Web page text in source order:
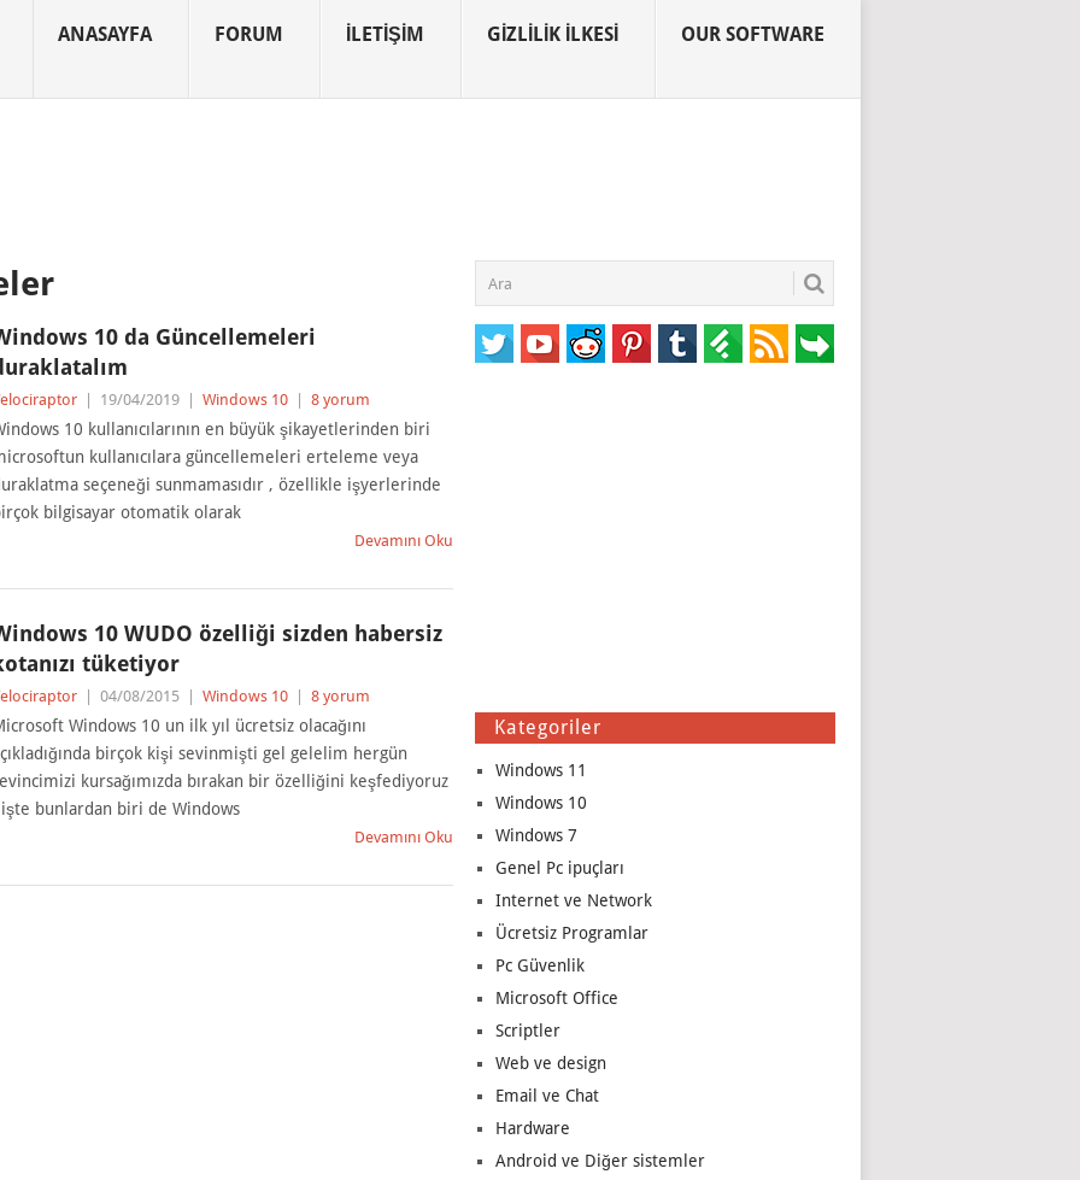
ANASAYFA FORUM İLETIŞIM GIZLILIK İLKESI OUR SOFTWARE
10 da Güncellemeleri
19/04/2019 Windows 10 8 yorum
10 kullanıcılarının en büyük şikayetlerinden biri
kullanıcılara güncellemeleri erteleme veya
seçeneği sunmamasıdır , özellikle işyerlerinde
bilgisayar otomatik olarak
Devamını Oku
10 WUDO özelliği sizden habersiz
tüketiyor
04/08/2015 Windows 10 8 yorum
Windows 10 un ilk yıl ücretsiz olacağını
birçok kişi sevinmişti gel gelelim hergün
kursağımızda bırakan bir özelliğini keşfediyoruz
bunlardan biri de Windows
Devamını Oku
Kategoriler
Windows 11
Windows 10
Windows 7
Genel Pc ipuçları
Internet ve Network
Ücretsiz Programlar
Pc Güvenlik
Microsoft Office
Scriptler
Web ve design
Email ve Chat
Hardware
Android ve Diğer sistemler